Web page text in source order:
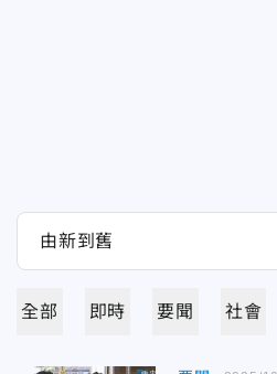
全部 即時 要聞 社會